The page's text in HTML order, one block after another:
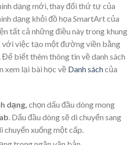
dạng mới, thay đổi thứ tự của
dạng khỏi đồ họa SmartArt của
tất cả những điều này trong khung
với việc tạo một đường viền bằng
. Để biết thêm thông tin về danh sách
xem lại bài học về Danh sáchcủa
dạng, chọn dấu đầu dòng mong
. Dấu đầu dòng sẽ di chuyển sang
chuyển xuống một cấp.